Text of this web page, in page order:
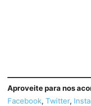
Aproveite para nos
Facebook, Twitter,